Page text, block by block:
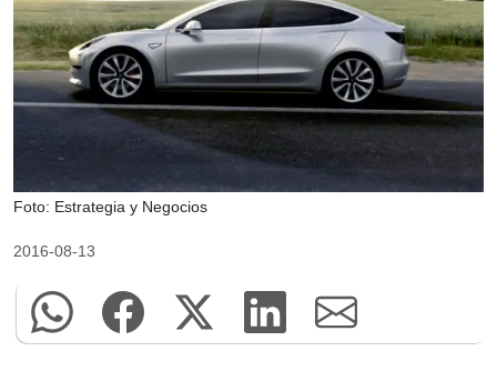
Foto: Estrategia y Negocios
2016-08-13